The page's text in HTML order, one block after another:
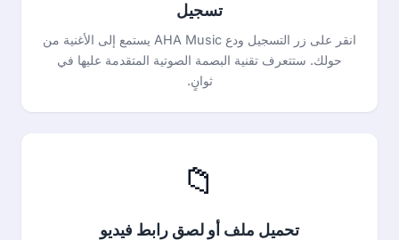
تسجيل
انقر على زر التسجيل ودع AHA Music يستمع إلى الأغنية من
حولك. ستتعرف تقنية البصمة الصوتية المتقدمة عليها في
ثوانٍ.
📁
تحميل ملف أو لصق رابط فيديو